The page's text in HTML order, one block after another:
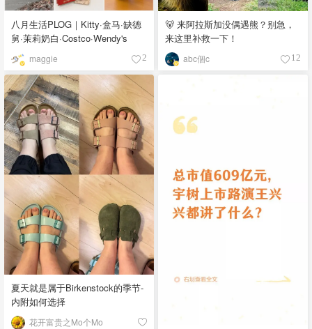
八月生活PLOG｜Kitty·盒马·缺德
舅·茉莉奶白·Costco·Wendy's
maggie 2
🐻 来阿拉斯加没偶遇熊？别急，
来这里补救一下！
abc個c 12
夏天就是属于Birkenstock的季节-
内附如何选择
花开富贵之Mo个Mo